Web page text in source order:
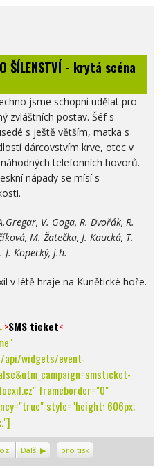
ŠÍLENSTVÍ - krytá scéna
jsme schopni udělat pro
zvláštních postav. Šéf s
s ještě větším, matka s
dárcovstvím krve, otec v
telefonních hovorů.
nápady se mísí s
V. Goga, R. Dvořák, R.
M. Žatečka, J. Kaucká, T.
J. Kopecký, j.h.
v létě hraje na Kunětické hoře.
>SMS ticket<
api/widgets/event-
frameborder="0"
style="height: 606px;
Další Zobrazení
pro tisk